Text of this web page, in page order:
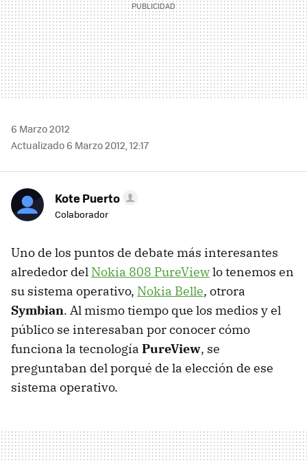
6 Marzo 2012
Actualizado 6 Marzo 2012, 12:17
Kote Puerto
Colaborador
Uno de los puntos de debate más interesantes
alrededor del Nokia 808 PureViewlo tenemos en
su sistema operativo, Nokia Belle, otrora
Symbian. Al mismo tiempo que los medios y el
público se interesaban por conocer cómo
funciona la tecnología PureView, se
preguntaban del porqué de la elección de ese
sistema operativo.